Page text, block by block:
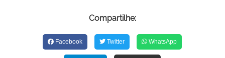
Compartilhe:
Facebook Twitter WhatsApp